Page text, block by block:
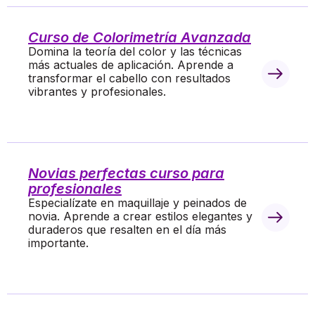
Curso de Colorimetría Avanzada
Domina la teoría del color y las técnicas
más actuales de aplicación. Aprende a
transformar el cabello con resultados
vibrantes y profesionales.
Novias perfectas curso para
profesionales
Especialízate en maquillaje y peinados de
novia. Aprende a crear estilos elegantes y
duraderos que resalten en el día más
importante.